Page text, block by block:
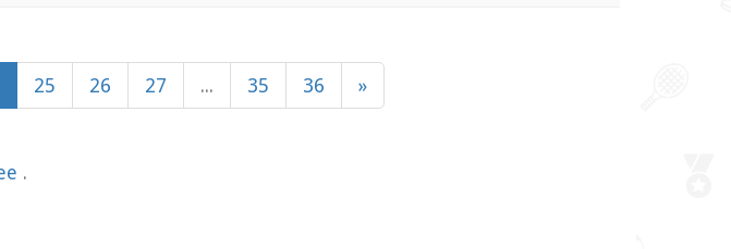
25 26 27 ... 35 36 »
.